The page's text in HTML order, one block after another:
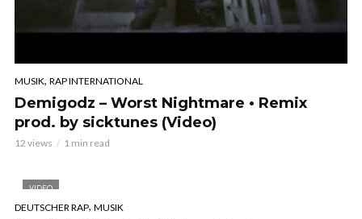
MUSIK, RAP INTERNATIONAL
Demigodz – Worst Nightmare • Remix
prod. by sicktunes (Video)
12 views 1 min read
VIDEO
DEUTSCHER RAP, MUSIK